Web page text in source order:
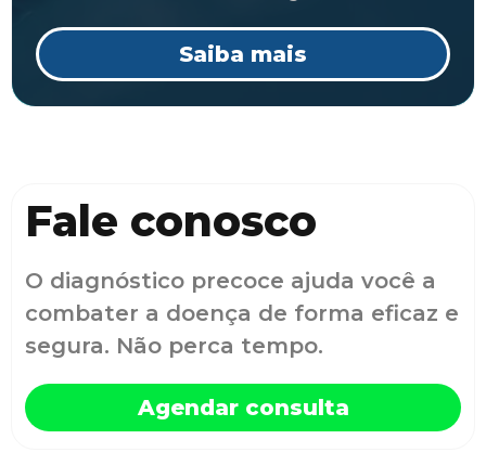
Saiba mais
Fale conosco
O diagnóstico precoce ajuda você a
combater a doença de forma eficaz e
segura. Não perca tempo.
Agendar consulta